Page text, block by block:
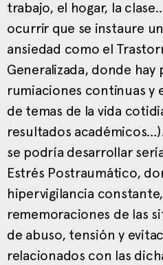
trabajo, el hogar, la
ocurrir que se instaure
ansiedad como el
Generalizada, donde
rumiaciones continuas y
de temas de la vida
resultados
se podría desarrollar
Estrés Postraumático,
hipervigilancia
rememoraciones de las
de abuso, tensión y
relacionados con las